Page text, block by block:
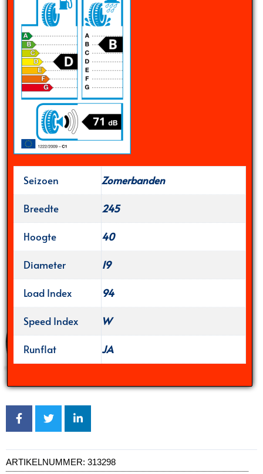
Seizoen
Zomerbanden
Breedte
245
Hoogte
40
Diameter
19
Load Index
94
Speed Index
W
Runflat
JA
ARTIKELNUMMER: 313298